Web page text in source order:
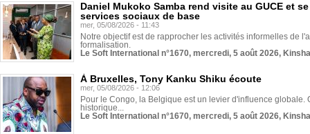
Daniel Mukoko Samba rend visite au GUCE et
services sociaux de base
mer, 05/08/2026 - 11:43
Notre objectif est de rapprocher les activités informelles de
formalisation.
Le Soft International n°1670, mercredi, 5 août 2026,
À Bruxelles, Tony Kanku Shiku écoute
mer, 05/08/2026 - 12:06
Pour le Congo, la Belgique est un levier d'influence globale.
historique...
Le Soft International n°1670, mercredi, 5 août 2026,